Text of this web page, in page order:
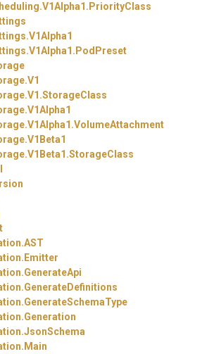
V1Alpha1. PriorityClass
V1Alpha1
V1Alpha1. PodPreset
V1
V1.StorageClass
V1Alpha1
V1Alpha1.VolumeAttachment
V1Beta1
V1Beta1.StorageClass
AST
Emitter
GenerateApi
GenerateDefinitions
GenerateSchemaType
Generation
JsonSchema
Main